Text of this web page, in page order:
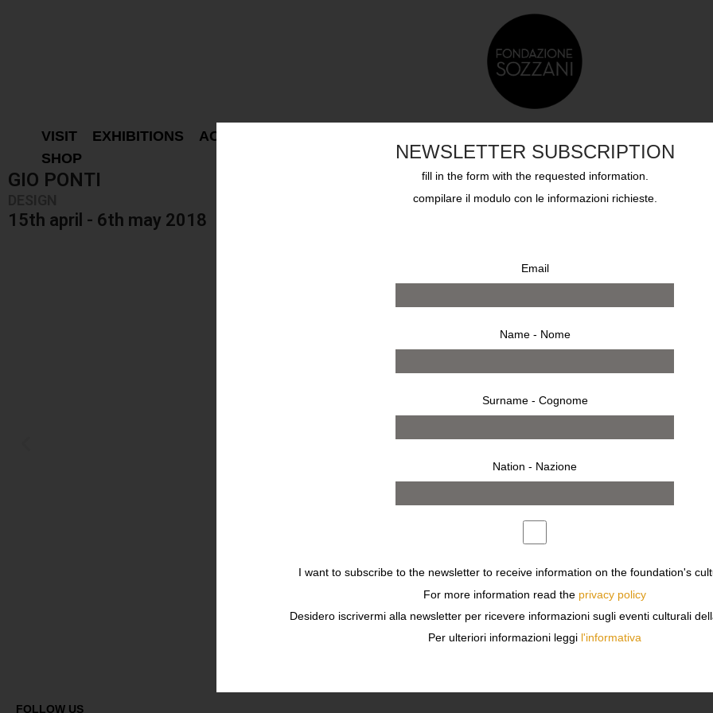
GIO PONTI
15th april - 6th may 2018
Il Foglio
FOLLOW US
NEWSLETTER SUBSCRIPTION
fill in the form with the requested information.
compilare il modulo con le informazioni richieste.
Email
Name - Nome
Surname - Cognome
Nation - Nazione
I want to subscribe to the newsletter to receive information on the foundation's
For more information read the privacy policy
Desidero iscrivermi alla newsletter per ricevere informazioni sugli eventi culturali
Per ulteriori informazioni leggi l'informativa
VISIT EXHIBITIONS ACTIVITIES
SHOP